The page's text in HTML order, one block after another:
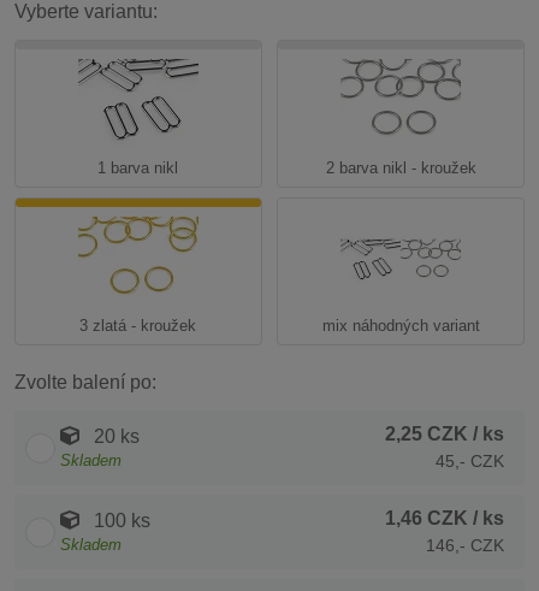
Vyberte variantu:
1 barva nikl 2 barva nikl - kroužek
3 zlatá - kroužek mix náhodných variant
Zvolte balení po:
20 ks
Skladem
2,25 CZK / ks
45,- CZK
100 ks
Skladem
1,46 CZK / ks
146,- CZK